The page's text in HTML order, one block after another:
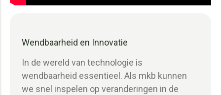
Wendbaarheid en Innovatie
In de wereld van technologie is
wendbaarheid essentieel. Als mkb kunnen
we snel inspelen op veranderingen in de